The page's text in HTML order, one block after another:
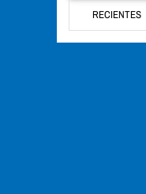
RECIENTES
de diálogo: Lo que ven analistas